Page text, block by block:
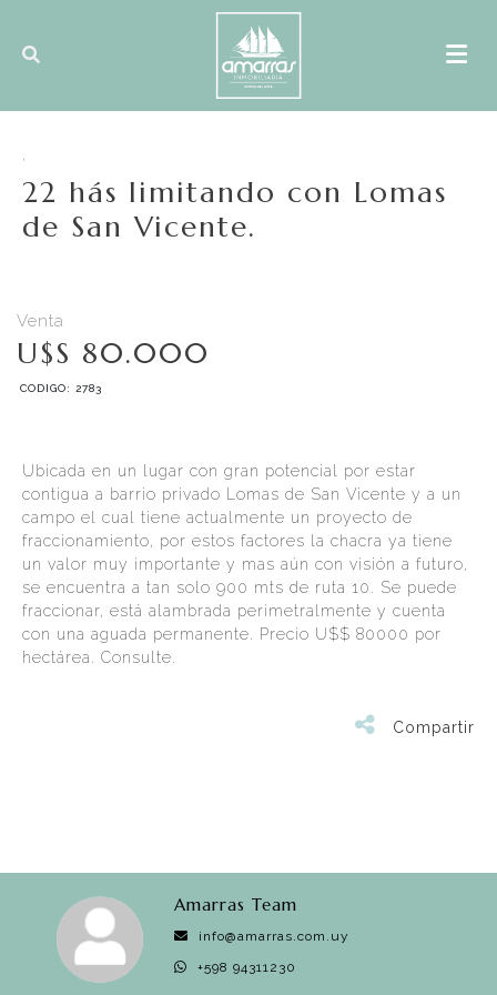
,
22 hás limitando con Lomas
de San Vicente.
Venta
U$S 80.000
CODIGO: 2783
Ubicada en un lugar con gran potencial por estar
contigua a barrio privado Lomas de San Vicente y a un
campo el cual tiene actualmente un proyecto de
fraccionamiento, por estos factores la chacra ya tiene
un valor muy importante y mas aún con visión a futuro,
se encuentra a tan solo 900 mts de ruta 10. Se puede
fraccionar, está alambrada perimetralmente y cuenta
con una aguada permanente. Precio U$$ 80000 por
hectárea. Consulte.
Compartir
Amarras Team
info@amarras.com.uy
+598 94311230